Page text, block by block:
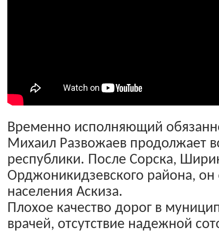
Временно исполняющий
Михаил Развожаев продолжает
республики. После Сорска,
Орджоникидзевского района, он
населения Аскиза.
Плохое качество дорог в
врачей, отсутствие надежной